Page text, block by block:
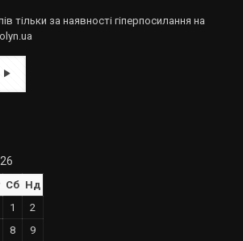
тільки за наявності гіперпосилання на
Сб Нд
1
2
8
9